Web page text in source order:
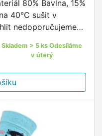
80% Bavlna, 15%
40°C sušit v
nedoporučujeme
…
Skladem > 5 ks Odesíláme
v úterý